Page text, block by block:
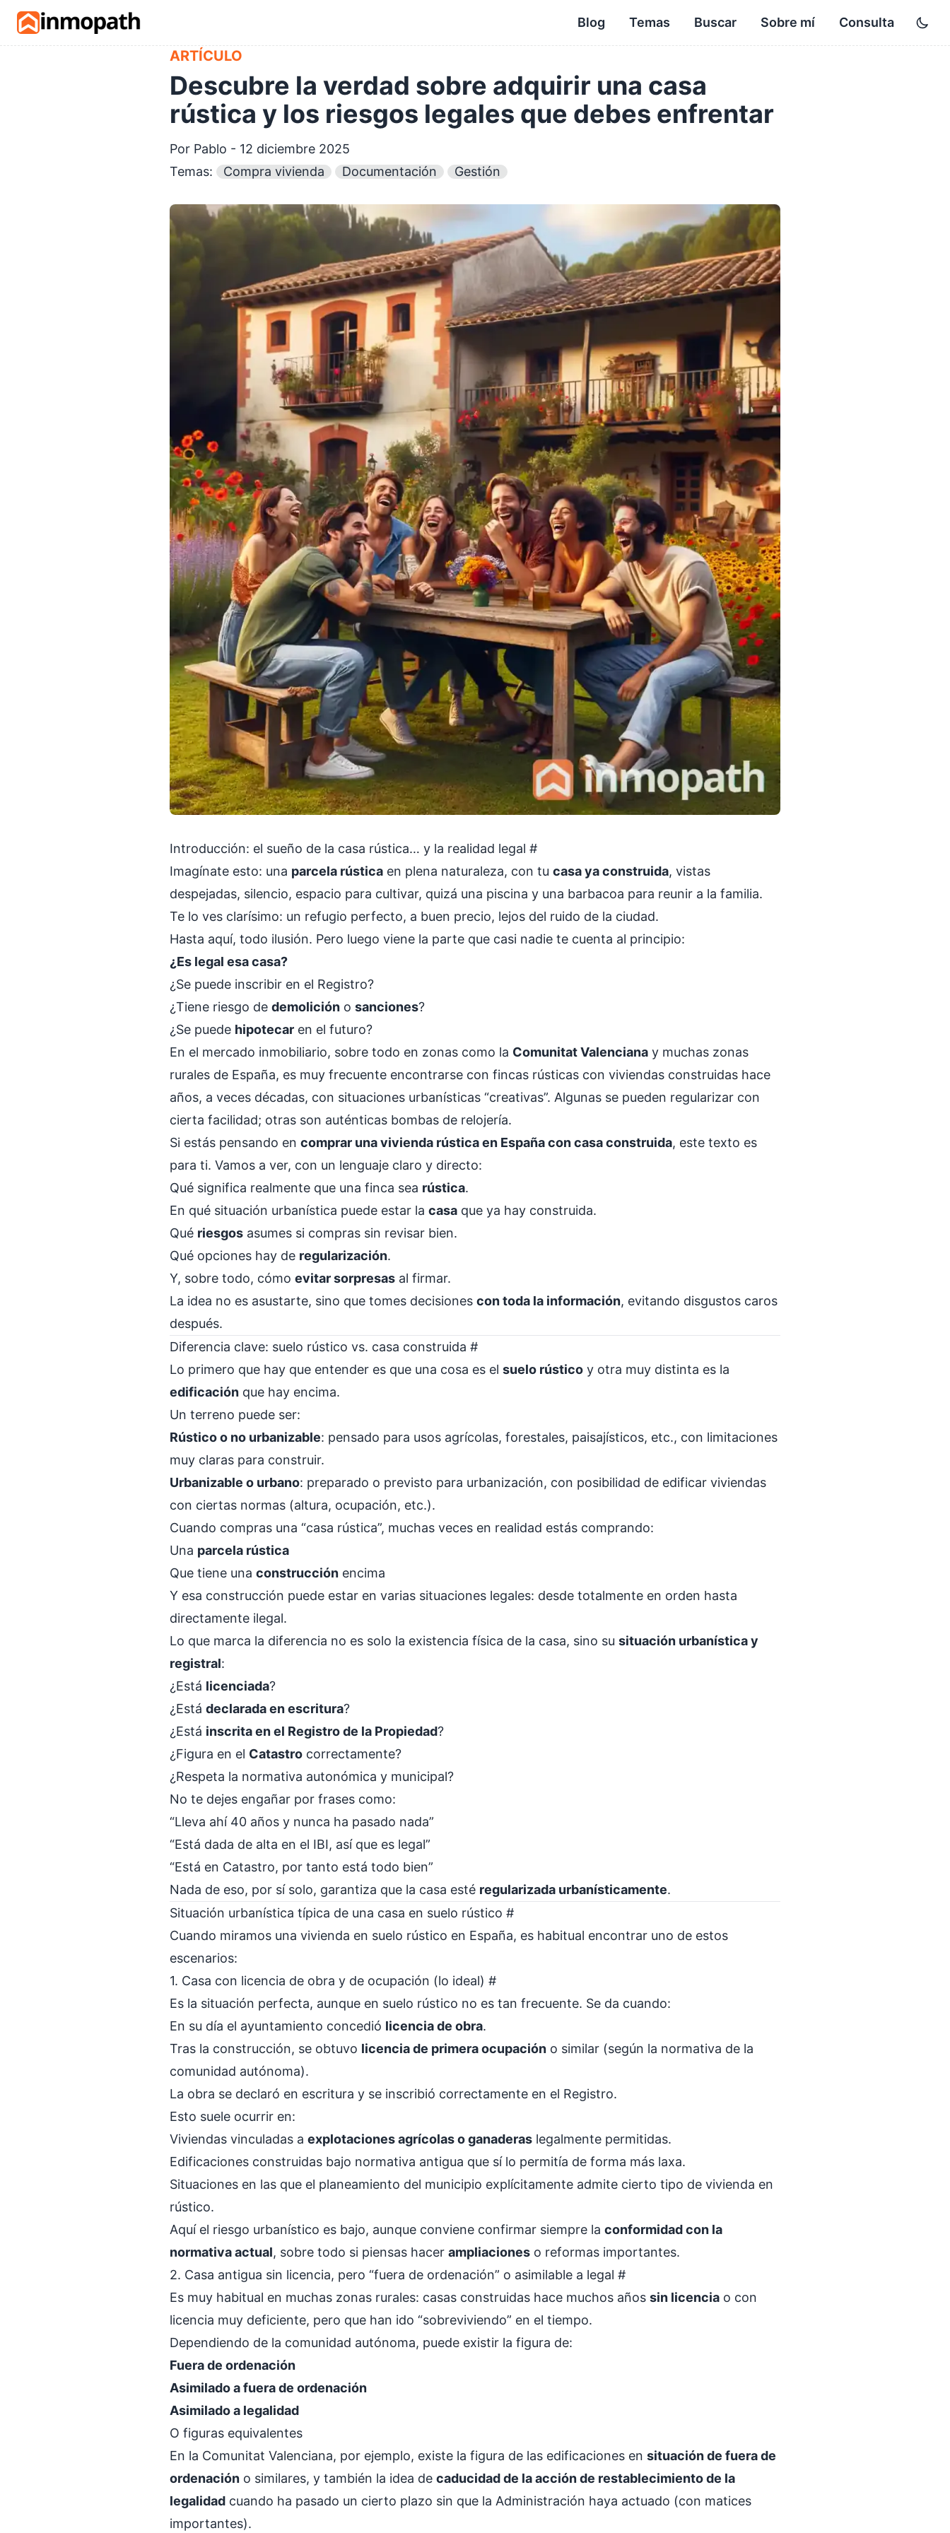
Skip to main content
Blog Temas Buscar Sobre mí Consulta
ARTÍCULO
Descubre la verdad sobre adquirir una casa
rústica y los riesgos legales que debes enfrentar
Por Pablo - 12 diciembre 2025
Temas:
Compra vivienda Documentación Gestión
Introducción: el sueño de la casa rústica… y la realidad legal #
Imagínate esto: una parcela rústica en plena naturaleza, con tu casa ya construida, vistas
despejadas, silencio, espacio para cultivar, quizá una piscina y una barbacoa para reunir a la familia.
Te lo ves clarísimo: un refugio perfecto, a buen precio, lejos del ruido de la ciudad.
Hasta aquí, todo ilusión. Pero luego viene la parte que casi nadie te cuenta al principio:
¿Es legal esa casa?
¿Se puede inscribir en el Registro?
¿Tiene riesgo de demolición o sanciones?
¿Se puede hipotecar en el futuro?
En el mercado inmobiliario, sobre todo en zonas como la Comunitat Valenciana y muchas zonas
rurales de España, es muy frecuente encontrarse con fincas rústicas con viviendas construidas hace
años, a veces décadas, con situaciones urbanísticas “creativas”. Algunas se pueden regularizar con
cierta facilidad; otras son auténticas bombas de relojería.
Si estás pensando en comprar una vivienda rústica en España con casa construida, este texto es
para ti. Vamos a ver, con un lenguaje claro y directo:
Qué significa realmente que una finca sea rústica.
En qué situación urbanística puede estar la casa que ya hay construida.
Qué riesgos asumes si compras sin revisar bien.
Qué opciones hay de regularización.
Y, sobre todo, cómo evitar sorpresas al firmar.
La idea no es asustarte, sino que tomes decisiones con toda la información, evitando disgustos caros
después.
Diferencia clave: suelo rústico vs. casa construida #
Lo primero que hay que entender es que una cosa es el suelo rústico y otra muy distinta es la
edificación que hay encima.
Un terreno puede ser:
Rústico o no urbanizable: pensado para usos agrícolas, forestales, paisajísticos, etc., con limitaciones
muy claras para construir.
Urbanizable o urbano: preparado o previsto para urbanización, con posibilidad de edificar viviendas
con ciertas normas (altura, ocupación, etc.).
Cuando compras una “casa rústica”, muchas veces en realidad estás comprando:
Una parcela rústica
Que tiene una construcción encima
Y esa construcción puede estar en varias situaciones legales: desde totalmente en orden hasta
directamente ilegal.
Lo que marca la diferencia no es solo la existencia física de la casa, sino su situación urbanística y
registral:
¿Está licenciada?
¿Está declarada en escritura?
¿Está inscrita en el Registro de la Propiedad?
¿Figura en el Catastro correctamente?
¿Respeta la normativa autonómica y municipal?
No te dejes engañar por frases como:
“Lleva ahí 40 años y nunca ha pasado nada”
“Está dada de alta en el IBI, así que es legal”
“Está en Catastro, por tanto está todo bien”
Nada de eso, por sí solo, garantiza que la casa esté regularizada urbanísticamente.
Situación urbanística típica de una casa en suelo rústico #
Cuando miramos una vivienda en suelo rústico en España, es habitual encontrar uno de estos
escenarios:
1. Casa con licencia de obra y de ocupación (lo ideal) #
Es la situación perfecta, aunque en suelo rústico no es tan frecuente. Se da cuando:
En su día el ayuntamiento concedió licencia de obra.
Tras la construcción, se obtuvo licencia de primera ocupación o similar (según la normativa de la
comunidad autónoma).
La obra se declaró en escritura y se inscribió correctamente en el Registro.
Esto suele ocurrir en:
Viviendas vinculadas a explotaciones agrícolas o ganaderas legalmente permitidas.
Edificaciones construidas bajo normativa antigua que sí lo permitía de forma más laxa.
Situaciones en las que el planeamiento del municipio explícitamente admite cierto tipo de vivienda en
rústico.
Aquí el riesgo urbanístico es bajo, aunque conviene confirmar siempre la conformidad con la
normativa actual, sobre todo si piensas hacer ampliaciones o reformas importantes.
2. Casa antigua sin licencia, pero “fuera de ordenación” o asimilable a legal #
Es muy habitual en muchas zonas rurales: casas construidas hace muchos años sin licencia o con
licencia muy deficiente, pero que han ido “sobreviviendo” en el tiempo.
Dependiendo de la comunidad autónoma, puede existir la figura de:
Fuera de ordenación
Asimilado a fuera de ordenación
Asimilado a legalidad
O figuras equivalentes
En la Comunitat Valenciana, por ejemplo, existe la figura de las edificaciones en situación de fuera de
ordenación o similares, y también la idea de caducidad de la acción de restablecimiento de la
legalidad cuando ha pasado un cierto plazo sin que la Administración haya actuado (con matices
importantes).